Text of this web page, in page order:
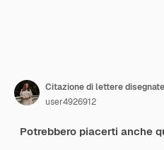
user4926912
Potrebbero piacerti anche